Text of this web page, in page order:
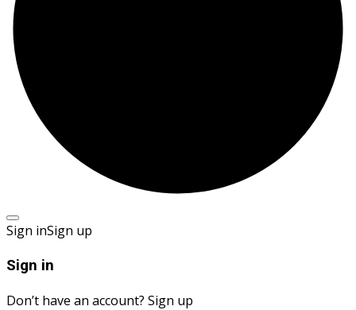
Sign inSign up
Sign in
Don’t have an account? Sign up